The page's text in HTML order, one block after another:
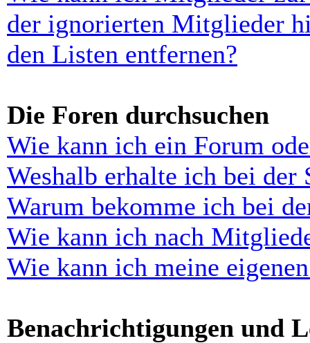
der ignorierten Mitglieder
den Listen entfernen?
Die Foren durchsuchen
Wie kann ich ein Forum
Weshalb erhalte ich bei der
Warum bekomme ich bei
Wie kann ich nach
Wie kann ich meine
Benachrichtigungen und